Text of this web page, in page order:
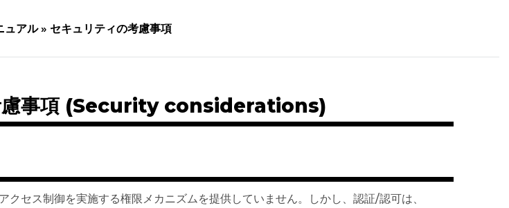
ュアル » セキュリティの考慮事項
慮事項 (Security considerations)
セス制御を実施する権限メカニズムを提供していません。しかし、認証/認可は、